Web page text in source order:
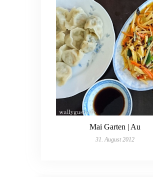
Mai Garten | Au
31. August 2012